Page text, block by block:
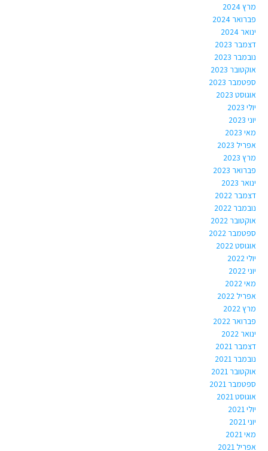
מרץ 2024
פברואר 2024
ינואר 2024
דצמבר 2023
נובמבר 2023
אוקטובר 2023
ספטמבר 2023
אוגוסט 2023
יולי 2023
יוני 2023
מאי 2023
אפריל 2023
מרץ 2023
פברואר 2023
ינואר 2023
דצמבר 2022
נובמבר 2022
אוקטובר 2022
ספטמבר 2022
אוגוסט 2022
יולי 2022
יוני 2022
מאי 2022
אפריל 2022
מרץ 2022
פברואר 2022
ינואר 2022
דצמבר 2021
נובמבר 2021
אוקטובר 2021
ספטמבר 2021
אוגוסט 2021
יולי 2021
יוני 2021
מאי 2021
אפריל 2021